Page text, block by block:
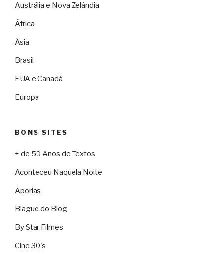
Austrália e Nova Zelândia
África
Ásia
Brasil
EUA e Canadá
Europa
BONS SITES
+ de 50 Anos de Textos
Aconteceu Naquela Noite
Aporias
Blague do Blog
By Star Filmes
Cine 30's